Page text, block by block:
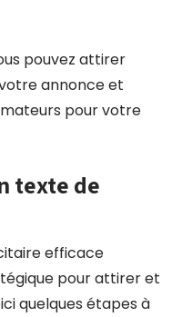
pouvez attirer
annonce et
pour votre
texte de
efficace
pour attirer et
quelques étapes à